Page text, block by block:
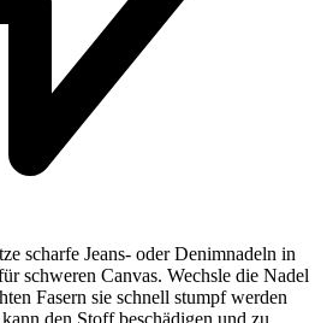
scharfe Jeans- oder Denimnadeln in
schweren Canvas. Wechsle die Nadel
Fasern sie schnell stumpf werden
den Stoff beschädigen und zu